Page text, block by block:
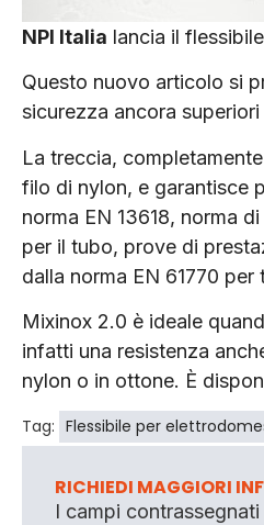
NPI Italia lancia il
Questo nuovo articolo si
sicurezza ancora
La treccia,
filo di nylon, e garantisce
norma EN 13618, norma
per il tubo, prove di
dalla norma EN 61770
Mixinox 2.0 è ideale
infatti una resistenza
nylon o in ottone. È
Tag: Flessibile per
RICHIEDI MAGGIORI
I campi